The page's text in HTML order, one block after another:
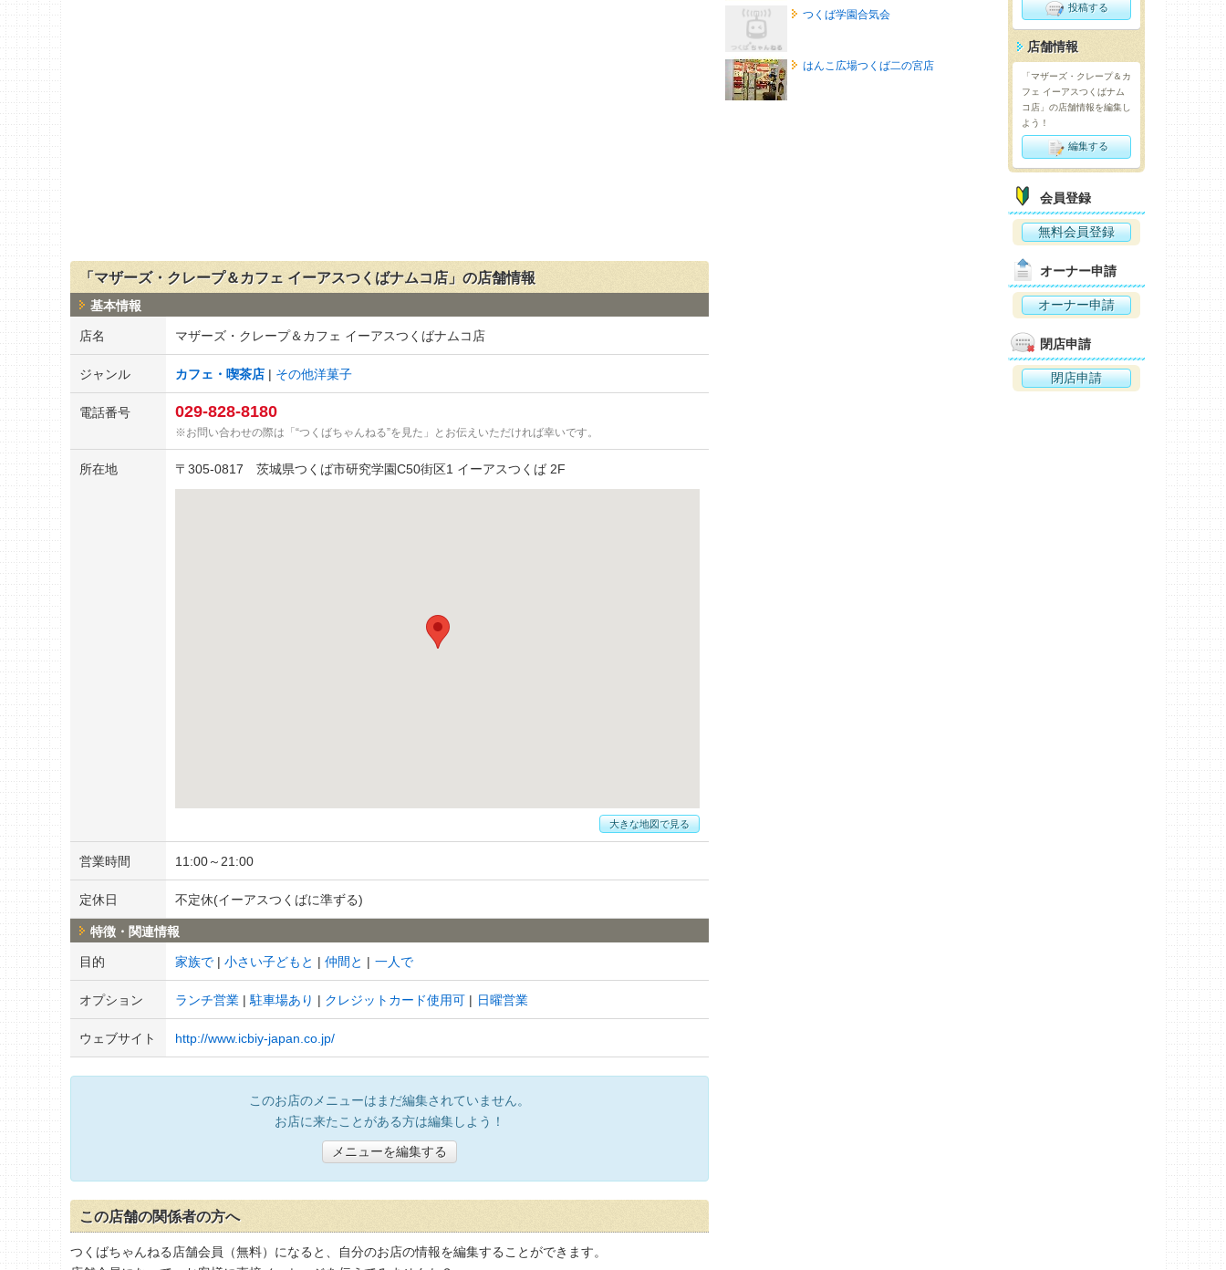
「マザーズ・クレープ＆カフェ イーアスつくばナムコ店」の店舗情報
基本情報
店名 マザーズ・クレープ＆カフェ イーアスつくばナムコ店
ジャンル カフェ・喫茶店 その他洋菓子
電話番号 029-828-8180
お問い合わせの際は「“つくばちゃんねる”を見た」とお伝えいただければ幸いです。
所在地 〒 305-0817 茨城県つくば市研究学園C50街区1 イーアスつくば 2F
大きな地図で見る
営業時間 11:00～21:00
定休日 不定休(イーアスつくばに準ずる)
特徴・関連情報
目的 家族で 小さい子どもと 仲間と 一人で
オプション ランチ営業 駐車場あり クレジットカード使用可 日曜営業
ウェブサイト http://www.icbiy-japan.co.jp/
このお店のメニューはまだ編集されていません。
お店に来たことがある方は編集しよう！
メニューを編集する
この店舗の関係者の方へ
つくばちゃんねる店舗会員（無料）になると、自分のお店の情報を編集することができます。
つくば学園合気会
はんこ広場つくば二の宮店
投稿する
店舗情報
「マザーズ・クレープ＆カ
フェ イーアスつくばナム
コ店」の店舗情報を編集し
よう！
編集する
会員登録
無料会員登録
オーナー申請
オーナー申請
閉店申請
閉店申請